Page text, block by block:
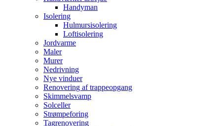
Handyman
Isolering
Hulmursisolering
Loftisolering
Jordvarme
Maler
Murer
Nedrivning
Nye vinduer
Renovering af trappeopgang
Skimmelsvamp
Solceller
Strømpeforing
Tagrenovering